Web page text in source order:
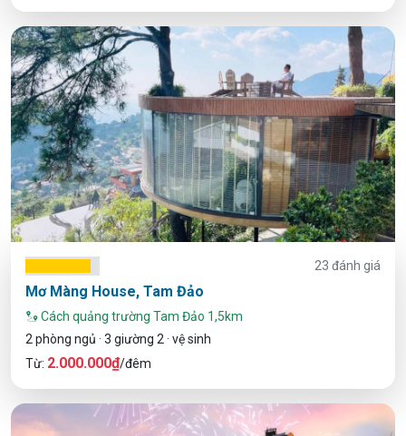
23 đánh giá
Mơ Màng House, Tam Đảo
Cách quảng trường Tam Đảo 1,5km
2 phòng ngủ · 3 giường 2 · vệ sinh
Từ: 2.000.000₫/đêm